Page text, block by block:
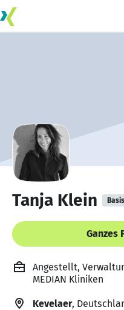
Tanja Klein Basis
Ganzes
Angestellt,
MEDIAN Kliniken
Kevelaer,